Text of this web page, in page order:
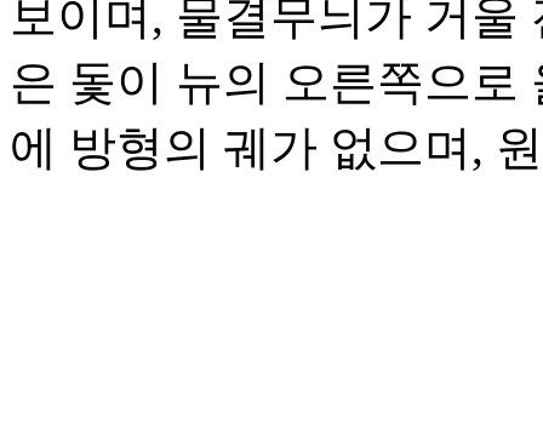
보이며, 물결무늬가 거울
은 돛이 뉴의 오른쪽으로
에 방형의 궤가 없으며,